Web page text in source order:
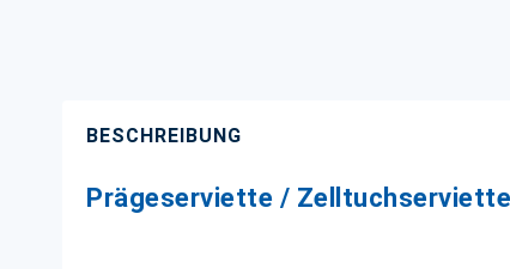
BESCHREIBUNG
Prägeserviette /